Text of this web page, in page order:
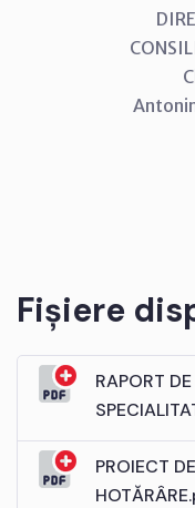
CONSILIER
Antonina
Fișiere
RAPORT DE
PROIECT DE